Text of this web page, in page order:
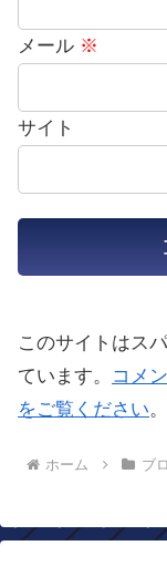
メール ※
サイト
このサイトはス
ています。
コメ
をご覧ください。
ホーム ブ